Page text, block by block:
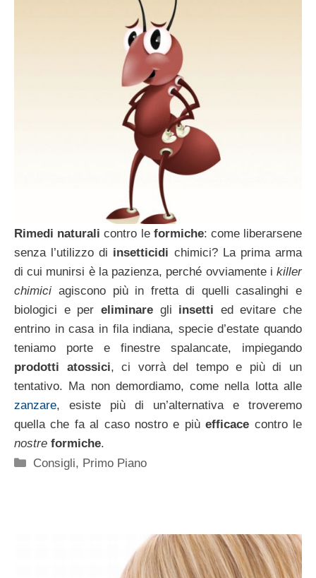
Rimedi naturali contro le formiche: come liberarsene
senza l’utilizzo di insetticidi chimici? La prima arma
di cui munirsi è la pazienza, perché ovviamente i killer
chimici agiscono più in fretta di quelli casalinghi e
biologici e per eliminaregli insetti ed evitare che
entrino in casa in fila indiana, specie d’estate quando
teniamo porte e finestre spalancate, impiegando
prodotti atossici, ci vorrà del tempo e più di un
tentativo. Ma non demordiamo, come nella lotta alle
zanzare, esiste più di un’alternativa e troveremo
quella che fa al caso nostro e piùefficace contro le
nostre formiche.
Categorie
Consigli, Primo Piano